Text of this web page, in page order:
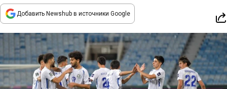
Добавить Newshub в источники Google